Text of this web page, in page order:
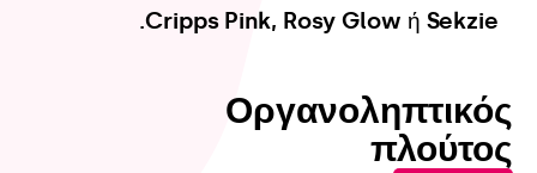
Cripps Pink, Rosy Glow ή Sekzie.
Οργανοληπτικός
πλούτος